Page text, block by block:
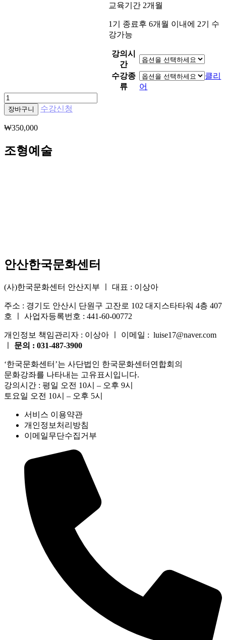
교육기간 2개월
1기 종료후 6개월 이내에 2기 수
강가능
강의시
간
수강종
류
클리
어
(바
우
처
수
신
장바구니 수강신청
₩350,000
조형예술
안산한국문화센터
(사)한국문화센터 안산지부 ㅣ 대표 : 이상아
주소 : 경기도 안산시 단원구 고잔로 102 대지스타타워 4층 407
호 ㅣ 사업자등록번호 : 441-60-00772
개인정보 책임관리자 : 이상아 ㅣ 이메일 : luise17@naver.com
문의 : 031-487-3900
‘한국문화센터’는 사단법인 한국문화센터연합회의
문화강좌를 나타내는 고유표시입니다.
강의시간 : 평일 오전 10시 – 오후 9시
토요일 오전 10시 – 오후 5시
서비스 이용약관
개인정보처리방침
이메일무단수집거부